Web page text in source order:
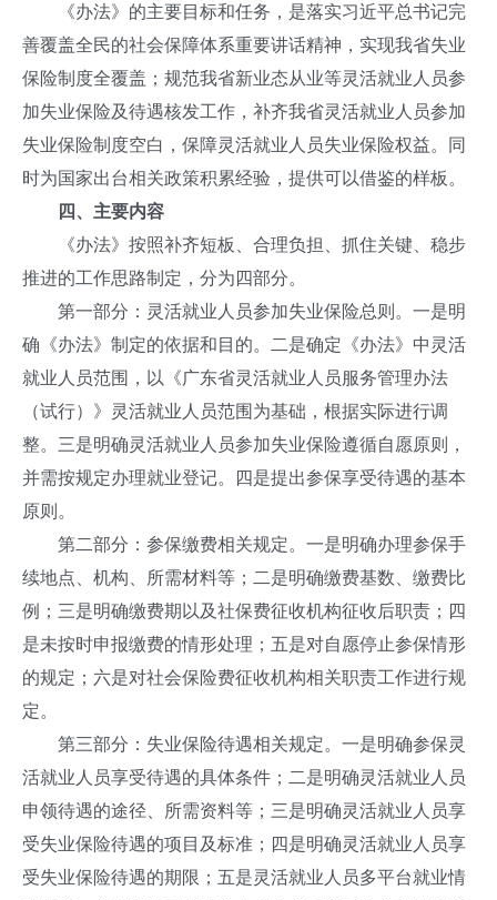
《办法》的主要目标和任务，是落实习近平总书记完
善覆盖全民的社会保障体系重要讲话精神，实现我省失业
保险制度全覆盖；规范我省新业态从业等灵活就业人员参
加失业保险及待遇核发工作，补齐我省灵活就业人员参加
失业保险制度空白，保障灵活就业人员失业保险权益。同
时为国家出台相关政策积累经验，提供可以借鉴的样板。
四、主要内容
《办法》按照补齐短板、合理负担、抓住关键、稳步
推进的工作思路制定，分为四部分。
第一部分：灵活就业人员参加失业保险总则。一是明
确《办法》制定的依据和目的。二是确定《办法》中灵活
就业人员范围，以《广东省灵活就业人员服务管理办法
（试行）》灵活就业人员范围为基础，根据实际进行调
整。三是明确灵活就业人员参加失业保险遵循自愿原则，
并需按规定办理就业登记。四是提出参保享受待遇的基本
原则。
第二部分：参保缴费相关规定。一是明确办理参保手
续地点、机构、所需材料等；二是明确缴费基数、缴费比
例；三是明确缴费期以及社保费征收机构征收后职责；四
是未按时申报缴费的情形处理；五是对自愿停止参保情形
的规定；六是对社会保险费征收机构相关职责工作进行规
定。
第三部分：失业保险待遇相关规定。一是明确参保灵
活就业人员享受待遇的具体条件；二是明确灵活就业人员
申领待遇的途径、所需资料等；三是明确灵活就业人员享
受失业保险待遇的项目及标准；四是明确灵活就业人员享
受失业保险待遇的期限；五是灵活就业人员多平台就业情